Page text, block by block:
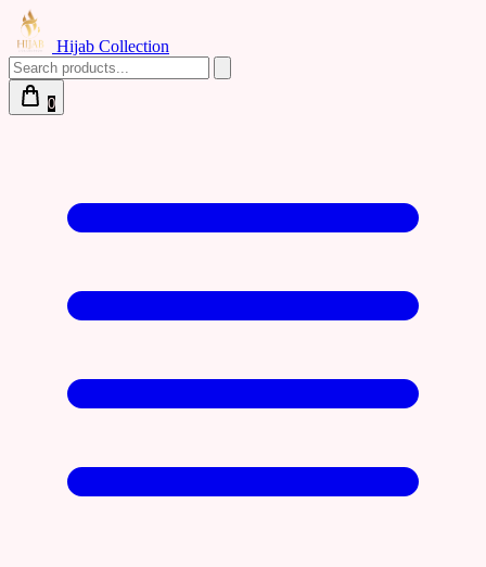
Hijab Collection
0